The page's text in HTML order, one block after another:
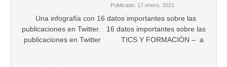
Publicado: 17 enero, 2021
Una infografía con 16 datos importantes sobre las
publicaciones en Twitter. 16 datos importantes sobre las
publicaciones en Twitter TICS Y FORMACIÓN – a